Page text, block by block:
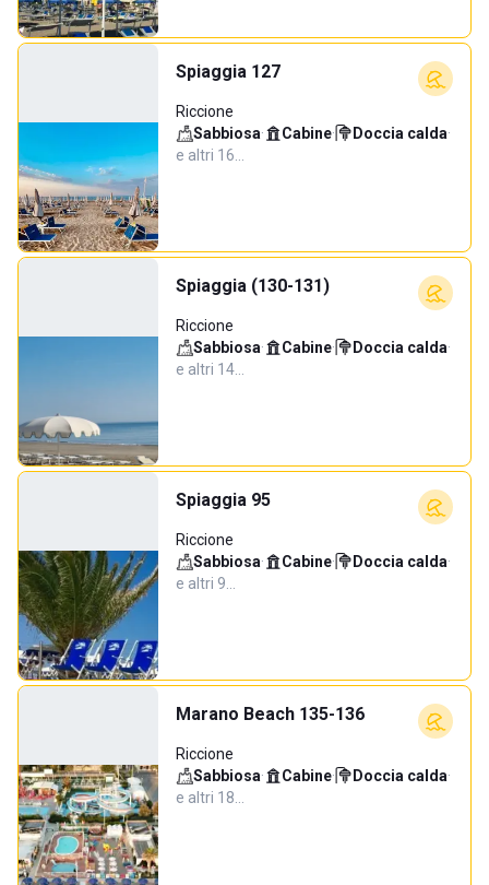
Spiaggia 127
Riccione
Sabbiosa· Cabine· Doccia calda·
e altri 16…
Spiaggia (130-131)
Riccione
Sabbiosa· Cabine· Doccia calda·
e altri 14…
Spiaggia 95
Riccione
Sabbiosa· Cabine· Doccia calda·
e altri 9…
Marano Beach 135-136
Riccione
Sabbiosa· Cabine· Doccia calda·
e altri 18…